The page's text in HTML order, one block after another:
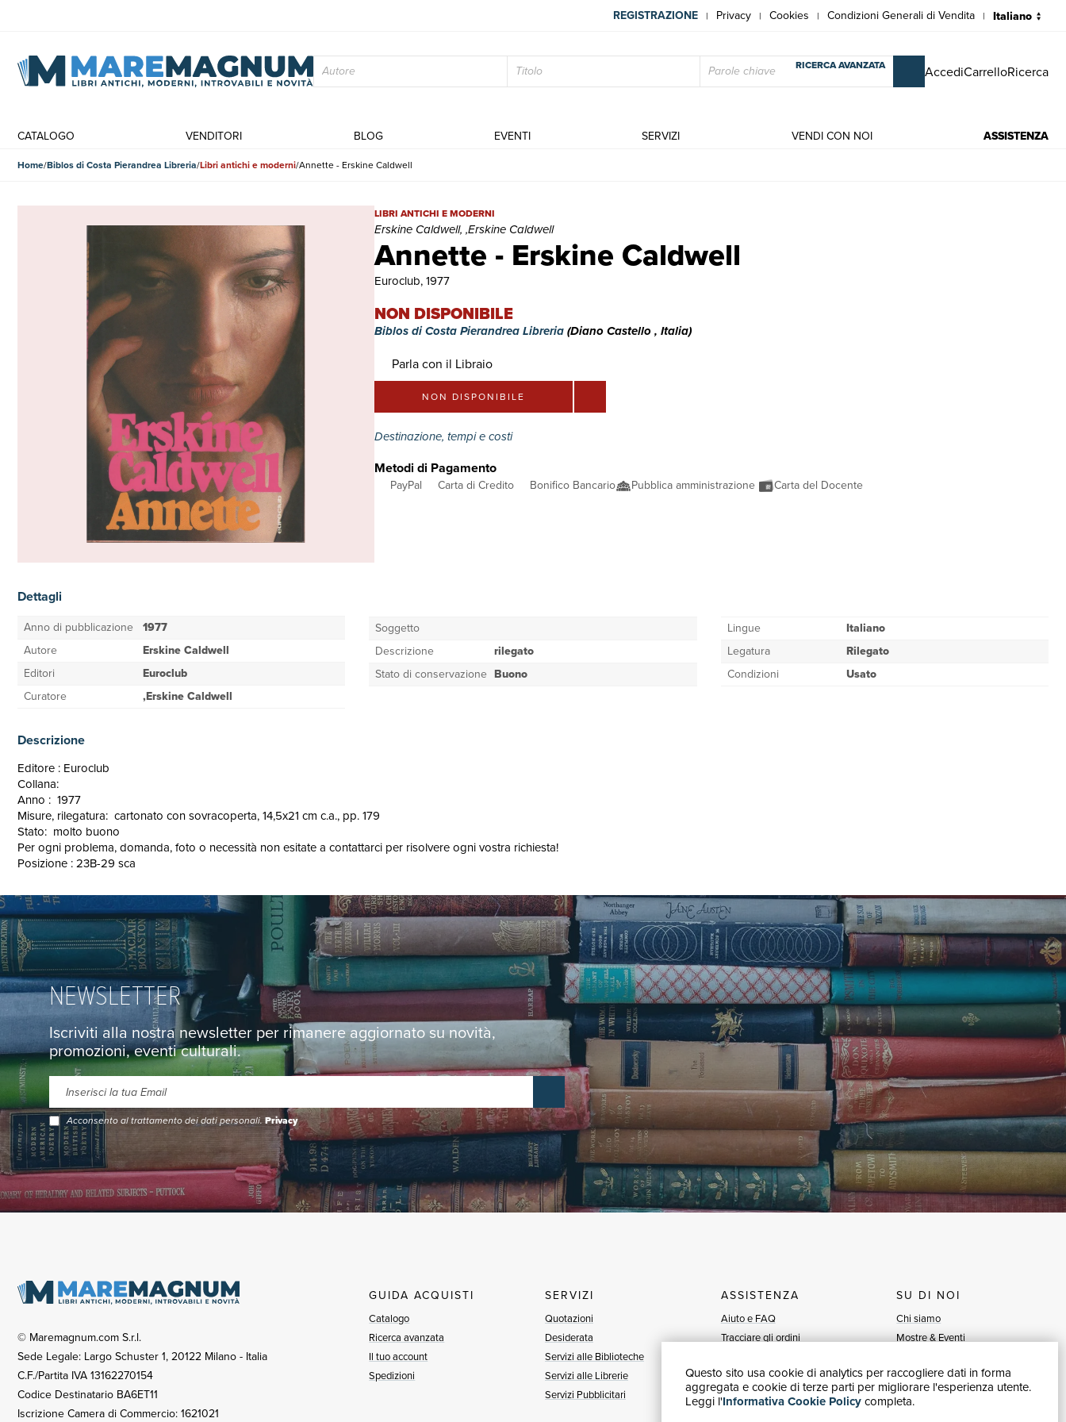
Questo sito usa cookie di analytics per raccogliere dati in forma
aggregata e cookie di terze parti per migliorare l'esperienza utente.
Leggi l'Informativa Cookie Policycompleta.
REGISTRAZIONE | Privacy | Cookies | Condizioni Generali di Vendita |
RICERCA AVANZATA AccediCarrelloRicerca
CATALOGO VENDITORI BLOG EVENTI SERVIZI VENDI CON NOI ASSISTENZA
Home Biblos di Costa Pierandrea Libreria Libri antichi e moderni Annette - Erskine Caldwell
Annette - Erskine Caldwell
Annette - Erskine Caldwell | Libri antichi e moderni | Erskine Caldwell, ,Erskine Caldwell
LIBRI ANTICHI E MODERNI
Erskine Caldwell, ,Erskine Caldwell
Euroclub, 1977
NON DISPONIBILE
Biblos di Costa Pierandrea Libreria(Diano Castello , Italia)
Parla con il Libraio
NON DISPONIBILE
Destinazione, tempi e costi
Metodi di Pagamento
PayPal Carta di Credito Bonifico Bancario Pubblica amministrazione Carta del Docente
Dettagli
Anno di pubblicazione 1977
Autore
Erskine Caldwell
Editori
Euroclub
Curatore
,Erskine Caldwell
Soggetto
Descrizione
rilegato
Stato di conservazione Buono
Lingue
Italiano
Legatura
Rilegato
Condizioni
Usato
Descrizione
Editore : Euroclub
Collana:
Anno : 1977
Misure, rilegatura: cartonato con sovracoperta, 14,5x21 cm c.a., pp. 179
Stato: molto buono
Per ogni problema, domanda, foto o necessità non esitate a contattarci per risolvere ogni vostra richiesta!
Posizione : 23B-29 sca
NEWSLETTER
Iscriviti alla nostra newsletter per rimanere aggiornato su novità,
promozioni, eventi culturali.
Acconsento al trattamento dei dati personali.Privacy
© Maremagnum.com S.r.l.
Sede Legale: Largo Schuster 1, 20122 Milano - Italia
C.F./Partita IVA 13162270154
Codice Destinatario BA6ET11
Iscrizione Camera di Commercio: 1621021
GUIDA ACQUISTI
Catalogo
Ricerca avanzata
Il tuo account
Spedizioni
SERVIZI
Quotazioni
Desiderata
Servizi alle Biblioteche
Servizi alle Librerie
Servizi Pubblicitari
ASSISTENZA
Aiuto e FAQ
Tracciare gli ordini
Fatturazione
Carta del Docente / 18App
SU DI NOI
Chi siamo
Mostre & Eventi
Blog
Vendi con noi